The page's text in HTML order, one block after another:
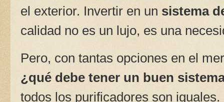
el exterior. Invertir en un sistema
calidad no es un lujo, es una
Pero, con tantas opciones en el
¿qué debe tener un buen
todos los purificadores son